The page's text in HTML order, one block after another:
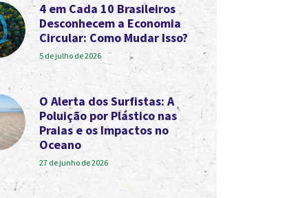
4 em Cada 10 Brasileiros
Desconhecem a Economia
Circular: Como Mudar Isso?
5 de julho de 2026
O Alerta dos Surfistas: A
Poluição por Plástico nas
Praias e os Impactos no
Oceano
27 de junho de 2026